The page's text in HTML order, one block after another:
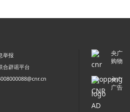
举报
合辟谣平台
央广
购物
央广
广告